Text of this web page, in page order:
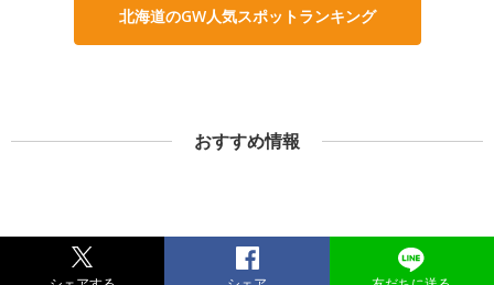
北海道のGW人気スポットランキング
おすすめ情報